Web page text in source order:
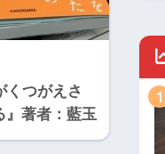
くつがえさ
』著者：藍玉
1